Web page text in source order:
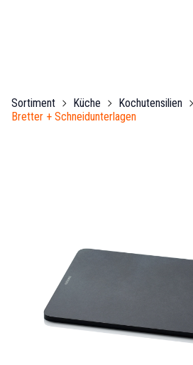
Sortiment Küche
Kochutensilien
Bretter + Schneidunterlagen